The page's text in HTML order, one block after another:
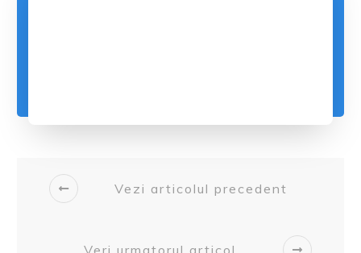
Vezi articolul precedent
Veri urmatorul articol